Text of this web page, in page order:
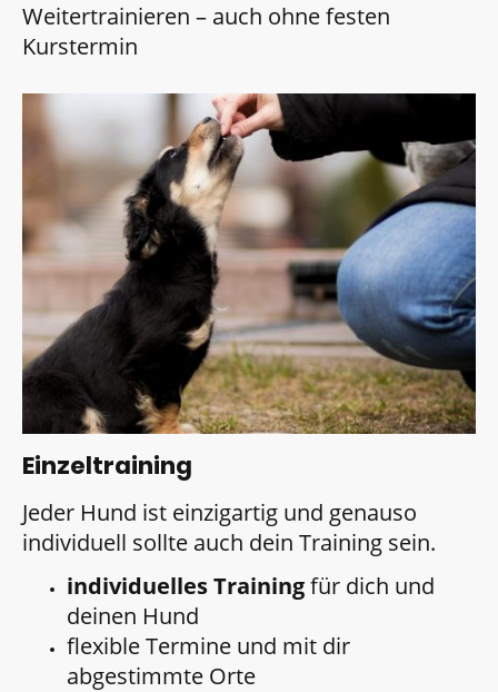
Weitertrainieren – auch ohne festen
Kurstermin
Einzeltraining
Jeder Hund ist einzigartig und genauso
individuell sollte auch dein Training sein.
individuelles Trainingfür dich und
deinen Hund
flexible Termine und mit dir
abgestimmte Orte